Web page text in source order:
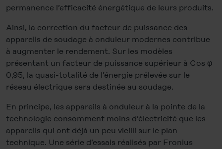
permanence l’efficacité énergétique de leurs produits.
Ainsi, la correction du facteur de puissance des
appareils de soudage à onduleur modernes contribue
à augmenter le rendement. Sur les modèles
présentant un facteur de puissance supérieur à Cos φ
0,95, la quasi-totalité de l’énergie prélevée sur le
réseau électrique sera destinée au soudage.
En principe, les appareils à onduleur à la pointe de la
technologie consomment moins d’électricité que les
appareils qui ont déjà un peu vieilli sur le plan
technique. Une série d’essais réalisés par Fronius